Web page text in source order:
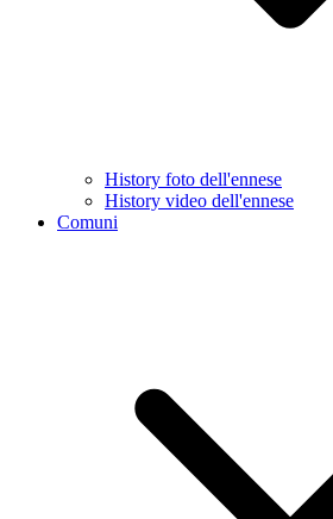
History foto dell'ennese
History video dell'ennese
Comuni